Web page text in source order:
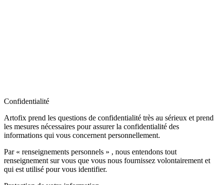
Confidentialité
Artofix prend les questions de confidentialité très au sérieux et prend
les mesures nécessaires pour assurer la confidentialité des
informations qui vous concernent personnellement.
Par « renseignements personnels » , nous entendons tout
renseignement sur vous que vous nous fournissez volontairement et
qui est utilisé pour vous identifier.